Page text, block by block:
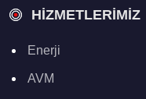
HIZMETLERIMIZ
Enerji
AVM